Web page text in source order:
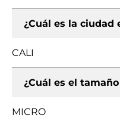
¿Cuál es la ciudad
CALI
¿Cuál es el
MICRO